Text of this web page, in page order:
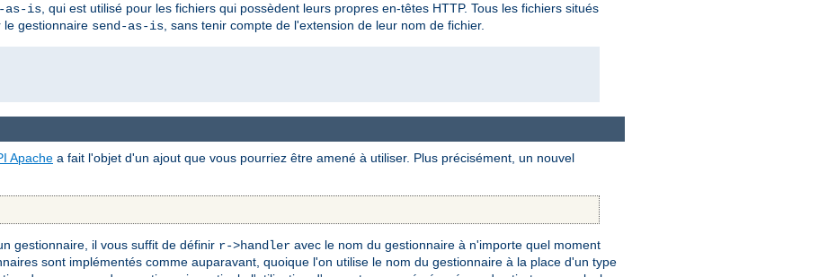
as-is, qui est utilisé pour les fichiers qui possèdent leurs propres en-têtes HTTP. Tous les fichiers situés
le gestionnaire send-as-is, sans tenir compte de l'extension de leur nom de fichier.
Apache a fait l'objet d'un ajout que vous pourriez être amené à utiliser. Plus précisément, un nouvel
gestionnaire, il vous suffit de définir r->handler avec le nom du gestionnaire à n'importe quel moment
sont implémentés comme auparavant, quoique l'on utilise le nom du gestionnaire à la place d'un type